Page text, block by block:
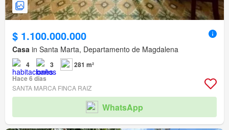
$ 1.100.000.000
Casa in Santa Marta, Departamento de Magdalena
4 3
281 m²
Hace 6 días
SANTA MARCA FINCA RAIZ
WhatsApp